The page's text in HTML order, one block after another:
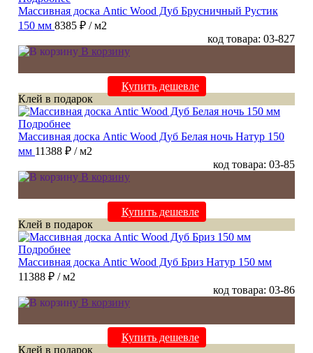
Массивная доска Antic Wood Дуб Брусничный Рустик
150 мм 8385 ₽ / м2
код товара: 03-827
В корзину
Купить дешевле
Клей в подарок
Подробнее
Массивная доска Antic Wood Дуб Белая ночь Натур 150
мм 11388 ₽ / м2
код товара: 03-85
В корзину
Купить дешевле
Клей в подарок
Подробнее
Массивная доска Antic Wood Дуб Бриз Натур 150 мм
11388 ₽ / м2
код товара: 03-86
В корзину
Купить дешевле
Клей в подарок